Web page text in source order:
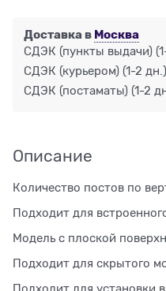
Доставка в Москва
СДЭК (пункты выдачи)
СДЭК (курьером) (1-2 дн.)
СДЭК (постаматы) (1-2
Описание
Количество постов по
Подходит для
Модель с плоской
Подходит для скрытого
Подходит для установки